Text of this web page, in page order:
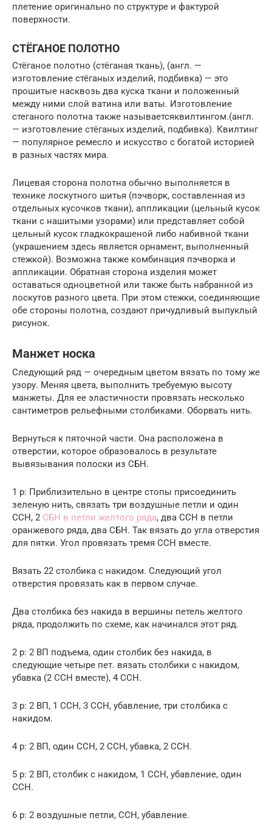
плетение оригинально по структуре и фактурой
поверхности.
СТЁГАНОЕ ПОЛОТНО
Стёганое полотно (стёганая ткань), (англ. —
изготовление стёганых изделий, подбивка) — это
прошитые насквозь два куска ткани и положенный
между ними слой ватина или ваты. Изготовление
стеганого полотна также называетсяквилтингом.(англ.
— изготовление стёганых изделий, подбивка). Квилтинг
— популярное ремесло и искусство с богатой историей
в разных частях мира.
Лицевая сторона полотна обычно выполняется в
технике лоскутного шитья (пэчворк, составленная из
отдельных кусочков ткани), аппликации (цельный кусок
ткани с нашитыми узорами) или представляет собой
цельный кусок гладкокрашеной либо набивной ткани
(украшением здесь является орнамент, выполненный
стежкой). Возможна также комбинация пэчворка и
аппликации. Обратная сторона изделия может
оставаться одноцветной или также быть набранной из
лоскутов разного цвета. При этом стежки, соединяющие
обе стороны полотна, создают причудливый выпуклый
рисунок.
Манжет носка
Следующий ряд — очередным цветом вязать по тому же
узору. Меняя цвета, выполнить требуемую высоту
манжеты. Для ее эластичности провязать несколько
сантиметров рельефными столбиками. Оборвать нить.
Вернуться к пяточной части. Она расположена в
отверстии, которое образовалось в результате
вывязывания полоски из СБН.
1 р: Приблизительно в центре стопы присоединить
зеленую нить, связать три воздушные петли и один
ССН, 2 СБН в петли желтого ряда, два ССН в петли
оранжевого ряда, два СБН. Так вязать до угла отверстия
для пятки. Угол провязать тремя ССН вместе.
Вязать 22 столбика с накидом. Следующий угол
отверстия провязать как в первом случае.
Два столбика без накида в вершины петель желтого
ряда, продолжить по схеме, как начинался этот ряд.
2 р: 2 ВП подъема, один столбик без накида, в
следующие четыре пет. вязать столбики с накидом,
убавка (2 ССН вместе), 4 ССН.
3 р: 2 ВП, 1 ССН, 3 ССН, убавление, три столбика с
накидом.
4 р: 2 ВП, один ССН, 2 ССН, убавка, 2 ССН.
5 р: 2 ВП, столбик с накидом, 1 ССН, убавление, один
ССН.
6 р: 2 воздушные петли, ССН, убавление.